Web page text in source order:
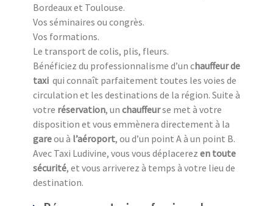
Bordeaux et Toulouse.
Vos séminaires ou congrès.
Vos formations.
Le transport de colis, plis, fleurs.
Bénéficiez du professionnalisme d’un chauffeur de
taxi qui connaît parfaitement toutes les voies de
circulation et les destinations de la région. Suite à
votre réservation, un chauffeurse met à votre
disposition et vous emmènera directement à la
gareou à l’aéroport, ou d’un point A à un point B.
Avec Taxi Ludivine, vous vous déplacerez en toute
sécurité, et vous arriverez à temps à votre lieu de
destination.